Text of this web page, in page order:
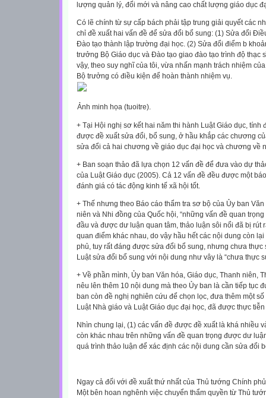
lượng quản lý, đổi mới và nâng cao chất lượng giáo dục
Có lẽ chính từ sự cấp bách phải tập trung giải quyết các
chỉ đề xuất hai vấn đề để sửa đổi bổ sung: (1) Sửa đổi
Đào tạo thành lập trường đại học. (2) Sửa đổi điểm b
trưởng Bộ Giáo dục và Đào tạo giao đào tạo trình độ thạc
vậy, theo suy nghĩ của tôi, vừa nhấn mạnh trách nhiệm
Bộ trưởng có điều kiện để hoàn thành nhiệm vụ.
Ảnh minh họa (tuoitre).
+ Tại Hội nghị sơ kết hai năm thi hành Luật Giáo dục, tính
được đề xuất sửa đổi, bổ sung, ở hầu khắp các chương
sửa đổi cả hai chương về giáo dục đại học và chương về
+ Ban soạn thảo đã lựa chọn 12 vấn đề để đưa vào dự
của Luật Giáo dục (2005). Cả 12 vấn đề đều được một
đánh giá có tác động kinh tế xã hội tốt.
+ Thế nhưng theo Báo cáo thẩm tra sơ bộ của Ủy ban
niên và Nhi đồng của Quốc hội, “những vấn đề quan
đầu và được dư luận quan tâm, thảo luận sôi nổi đã bị rút
quan điểm khác nhau, do vậy hầu hết các nội dung còn
phủ, tuy rất đáng được sửa đổi bổ sung, nhưng chưa thực
Luật sửa đổi bổ sung với nội dung như vây là “chưa thực
+ Về phần mình, Ủy ban Văn hóa, Giáo dục, Thanh niên,
nêu lên thêm 10 nội dung mà theo Ủy ban là cần tiếp tục
ban còn đề nghị nghiên cứu để chọn lọc, đưa thêm một
Luật Nhà giáo và Luật Giáo dục đại học, đã được thực
Nhìn chung lại, (1) các vấn đề được đề xuất là khá nhiều
còn khác nhau trên những vấn đề quan trọng được dư
quá trình thảo luận để xác định các nội dung cần sửa đổi
Ngay cả đối với đề xuất thứ nhất của Thủ tướng Chính
Một bên hoan nghênh việc chuyển thẩm quyền từ Thủ